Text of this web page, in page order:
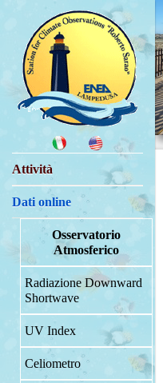
Attività
Dati online
Osservatorio
Atmosferico
Radiazione Downward
Shortwave
UV Index
Celiometro